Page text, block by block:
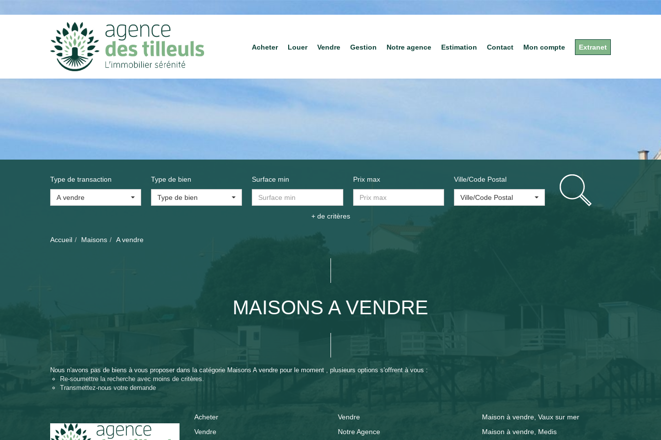
Acheter Louer Vendre Gestion Notre agence Estimation Contact Mon compte Extranet
Type de transaction
A vendre
Type de bien
Type de bien
Surface min Prix max Ville/Code Postal
Ville/Code Postal
+ de critères
Accueil Maisons A vendre
MAISONS A VENDRE
Nous n'avons pas de biens à vous proposer dans la catégorie Maisons A vendre pour le moment , plusieurs options s'offrent à vous :
Re-soumettre la recherche avec moins de critères.
Transmettez-nous votre demande
Acheter
Vendre
Vendre
Notre Agence
Maison à vendre, Vaux sur mer
Maison à vendre, Medis